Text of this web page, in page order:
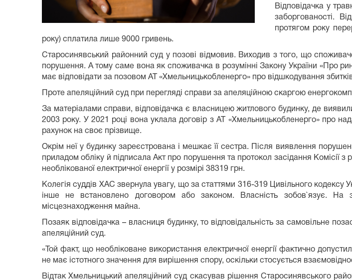
Відповідачка у
заборгованості.
протягом року
року) сплатила лише 9000 гривень.
Старосинявський районний суд у позові відмовив. Виходив з того, що
порушення. А тому саме вона як споживачка в розумінні Закону України «Про
має відповідати за позовом АТ «Хмельницькобленерго» про відшкодування
Проте апеляційний суд при перегляді справи за апеляційною скаргою
За матеріалами справи, відповідачка є власницею житлового будинку, де
2003 року. У 2021 році вона уклала договір з АТ «Хмельницькобленерго» про
рахунок на своє прізвище.
Окрім неї у будинку зареєстрована і мешкає її сестра. Після виявлення
приладом обліку й підписала Акт про порушення та протокол засідання Комісії
необлікованої електричної енергії у розмірі 38319 грн.
Колегія суддів ХАС звернула увагу, що за статтями 316-319 Цивільного
інше не встановлено договором або законом. Власність зобов`язує.
місцезнаходження майна.
Позаяк відповідачка – власниця будинку, то відповідальність за самовільне
апеляційний суд.
«Той факт, що необліковане використання електричної енергії фактично
не має істотного значення для вирішення спору, оскільки стосується
Відтак Хмельницький апеляційний суд скасував рішення Старосинявського